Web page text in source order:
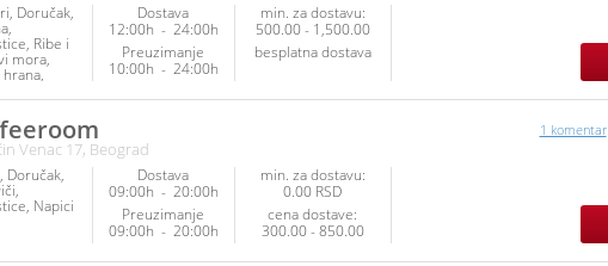
Doručak
Ribe i
mora
hrana
Sendviči
Napici
Dostava
12:00h - 24:00h
Preuzimanje
10:00h - 24:00h
min. za dostavu:
500.00 - 1,500.00
besplatna dostava
Venac 17, Beograd
Doručak
Napici
Dostava
09:00h - 20:00h
Preuzimanje
09:00h - 20:00h
min. za dostavu:
0.00 RSD
cena dostave:
300.00 - 850.00
1 komentar